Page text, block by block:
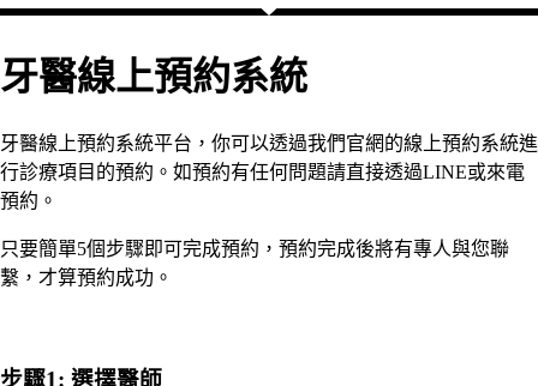
牙醫線上預約系統
牙醫線上預約系統平台，你可以透過我們官網的線上預約系統進
行診療項目的預約。如預約有任何問題請直接透過LINE或來電
預約。
只要簡單5個步驟即可完成預約，預約完成後將有專人與您聯
繫，才算預約成功。
步驟1: 選擇醫師